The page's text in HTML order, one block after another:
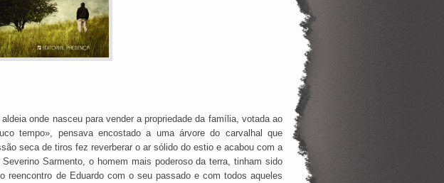
onde nasceu para vender a propriedade da família, votada ao
tempo», pensava encostado a uma árvore do carvalhal que
seca de tiros fez reverberar o ar sólido do estio e acabou com a
Sarmento, o homem mais poderoso da terra, tinham sido
reencontro de Eduardo com o seu passado e com todos aqueles